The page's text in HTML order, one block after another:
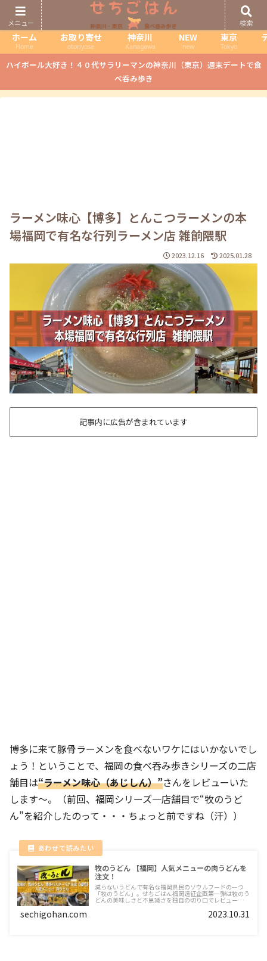
ホーム
Home
お取り寄せ
otoriyose
神奈川
Kanagawa
NEW
new
東京
Tokyo
ハイボール大好き！４０代サラリーマンの神奈川（東京）週末デートで食
べ呑み歩き
ラーメン味心【博多】とんこつラーメンの本
場福岡で有名な行列ラーメン店 雑餉隈駅
2023.12.16 2025.01.28
記事内に広告が含まれています
博多に来て豚骨ラーメンを食べないワケにはいかないでし
ょう！ということで、福岡の食べ呑み歩きシリーズの二店
舗目は“ラーメン味心（あじしん）”さんをレビューいた
します～。（前回、福岡シリーズ一店舗目で“牧のうど
ん”を紹介したのって・・・ちょっと前ですね（汗））
牧のうどん 【福岡】人気メニューの肉うどんを
注文！
減らないうどんで有名な福岡県民のソウルフードの一つ
「牧のうどん」。せちごはん福岡遠征企画第一弾は牧のう
どんの美味しさと不思議さを独自の切り口でレビューしま
sechigohan.com 2023.10.31
メニュー 検索